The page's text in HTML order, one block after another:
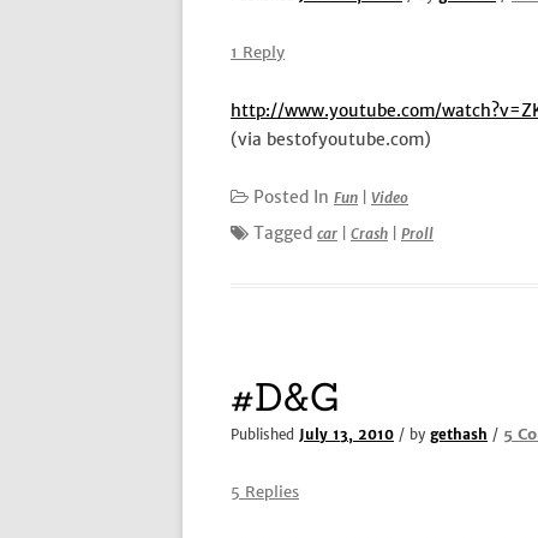
1 Reply
http://www.youtube.com/
(via bestofyoutube.com)
Posted In Fun Video
Tagged car Crash Proll
#D&G
Published July 13, 2010 / by gethash / 5
5 Replies